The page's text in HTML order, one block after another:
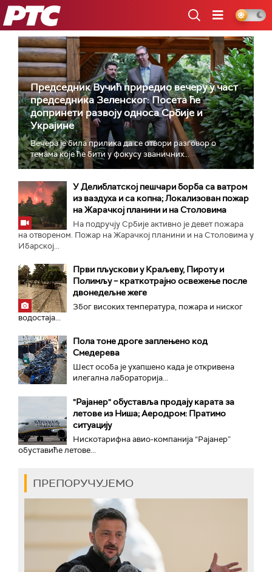
РТС
Председник Вучић приредио вечеру у част
председника Зеленског: Посета ће
допринети развоју односа Србије и
Украјине
Вечера је била прилика да се отвори разговор о
темама које ће бити у фокусу званичних...
У Делиблатској пешчари борба са ватром
из ваздуха и са копна; Локализован пожар
на Жарачкој планини и на Столовима
На подручју Србије активно је девет пожара
на отвореном. Пожар на Жарачкој планини и на Столовима у
Ибарској...
Први пљускови у Краљеву, Пироту и
Полимљу – краткотрајно освежење после
двонедељне жеге
Због високих температура, пожара и ниског
водостаја...
Пола тоне дроге заплењено код
Смедерева
Шест особа је ухапшено када је откривена
илегална лабораторија...
"Рајанер" обуставља продају карата за
летове из Ниша; Аеродром: Пратимо
ситуацију
Нискотарифна авио-компанија “Рајанер”
обуставиће летове...
ПРЕПОРУЧУЈЕМО